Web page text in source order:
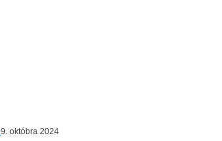
9. októbra 2024